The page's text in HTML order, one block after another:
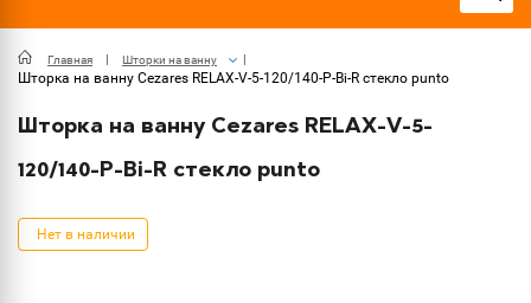
Главная Шторки на ванну
Шторка на ванну Cezares RELAX-V-5-120/140-P-Bi-R стекло punto
Шторка на ванну Cezares RELAX-V-5-
120/140-P-Bi-R стекло punto
Нет в наличии